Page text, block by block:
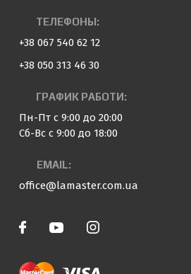
ТЕЛЕФОНЫ:
+38 067 540 62 12
+38 050 313 46 30
ГРАФИК РАБОТИ:
Пн-Пт с 9:00 до 20:00
Сб-Вс с 9:00 до 18:00
EMAIL:
office@lamaster.com.ua